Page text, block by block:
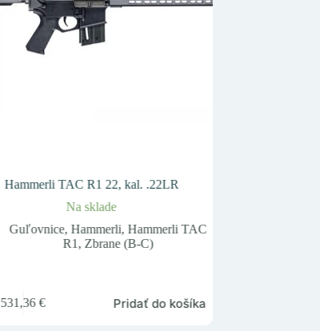
Hammerli TAC R1 22, kal. .22LR
Na sklade
Guľovnice, Hammerli, Hammerli TAC
R1, Zbrane (B-C)
531,36€ Pridať do košíka